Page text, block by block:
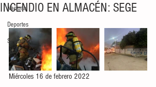
Nacional
Deportes
Seguridad
INCENDIO EN ALMACÉN: SEGE
Miércoles 16 de febrero 2022